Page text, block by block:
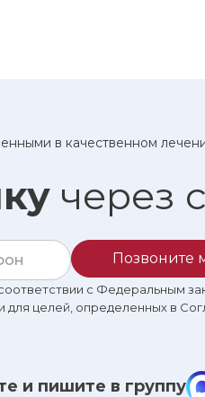
в качественном
через
с Федеральным
для целей, определенных в
Позвоните
и пишите в группу